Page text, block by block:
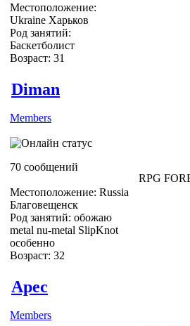
Местоположение:
Ukraine Харьков
Род занятий:
Баскетболист
Возраст: 31
Diman
Members
70 сообщений
Местоположение: Russia
Благовещенск
Род занятий: обожаю
metal nu-metal SlipKnot
особенно
Возраст: 32
RPG
Apec
Members